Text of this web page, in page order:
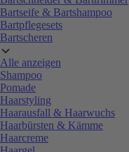
Bartseife & Bartshampoo
Bartpflegesets
Bartscheren
Alle anzeigen
Shampoo
Pomade
Haarstyling
Haarausfall & Haarwuchs
Haarbürsten & Kämme
Haarcreme